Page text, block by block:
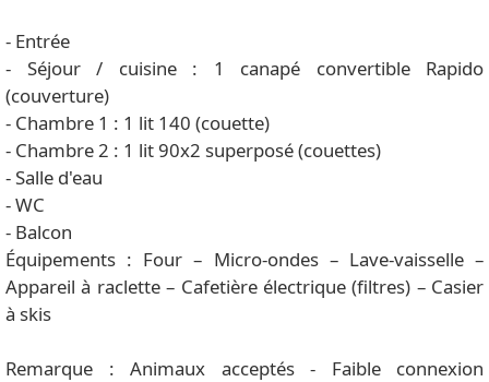
- Entrée
- Séjour / cuisine : 1 canapé convertible Rapido
(couverture)
- Chambre 1 : 1 lit 140 (couette)
- Chambre 2 : 1 lit 90x2 superposé (couettes)
- Salle d'eau
- WC
- Balcon
Équipements : Four – Micro-ondes – Lave-vaisselle –
Appareil à raclette – Cafetière électrique (filtres) – Casier
à skis
Remarque : Animaux acceptés - Faible connexion